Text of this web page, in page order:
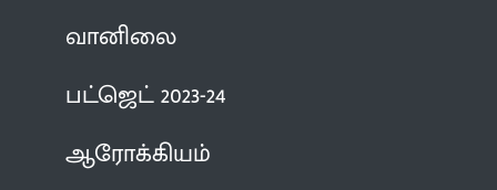
வானிலை
பட்ஜெட் 2023-24
ஆரோக்கியம்